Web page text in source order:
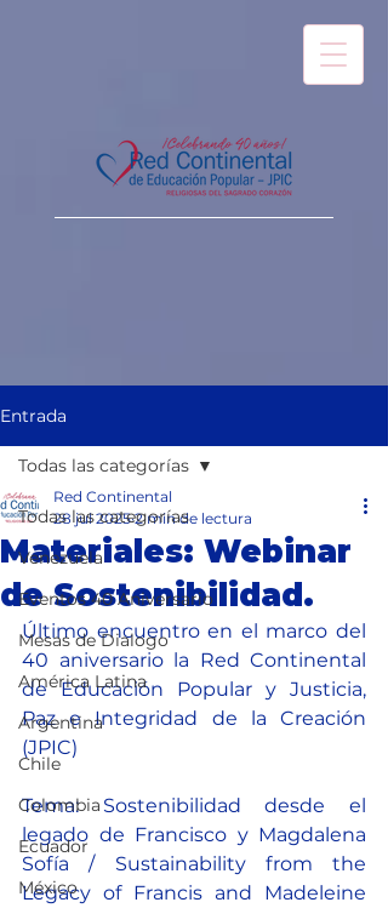
Entrada
Todas las categorías
Venezuela
Eventos 40 Aniversario
Mesas de Dialogo
América Latina
Argentina
Chile
Colombia
Ecuador
México
Todas las categorías
Materiales: Webinar
de Sostenibilidad.
Red Continental
28 jul 2025 2 min de lectura
Último encuentro en el marco del
40 aniversario la Red Continental
de Educación Popular y Justicia,
Paz e Integridad de la Creación
(JPIC)
Tema: Sostenibilidad desde el
legado de Francisco y Magdalena
Sofía / Sustainability from the
Legacy of Francis and Madeleine